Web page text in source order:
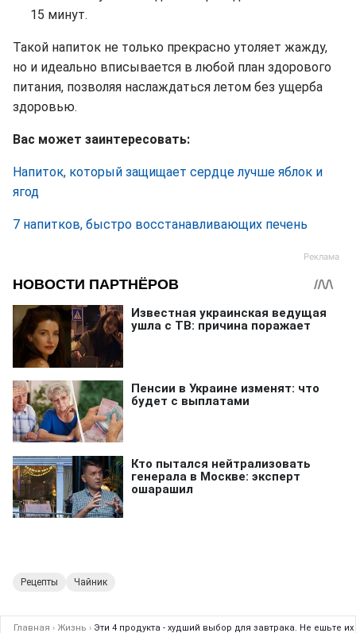
15 минут.
Такой напиток не только прекрасно утоляет жажду,
но и идеально вписывается в любой план здорового
питания, позволяя наслаждаться летом без ущерба
здоровью.
Вас может заинтересовать:
Напиток, который защищает сердце лучше яблок и
ягод
7 напитков, быстро восстанавливающих печень
Рецепты Чайник
Главная › Жизнь › Эти 4 продукта - худший выбор для завтрака. Не ешьте